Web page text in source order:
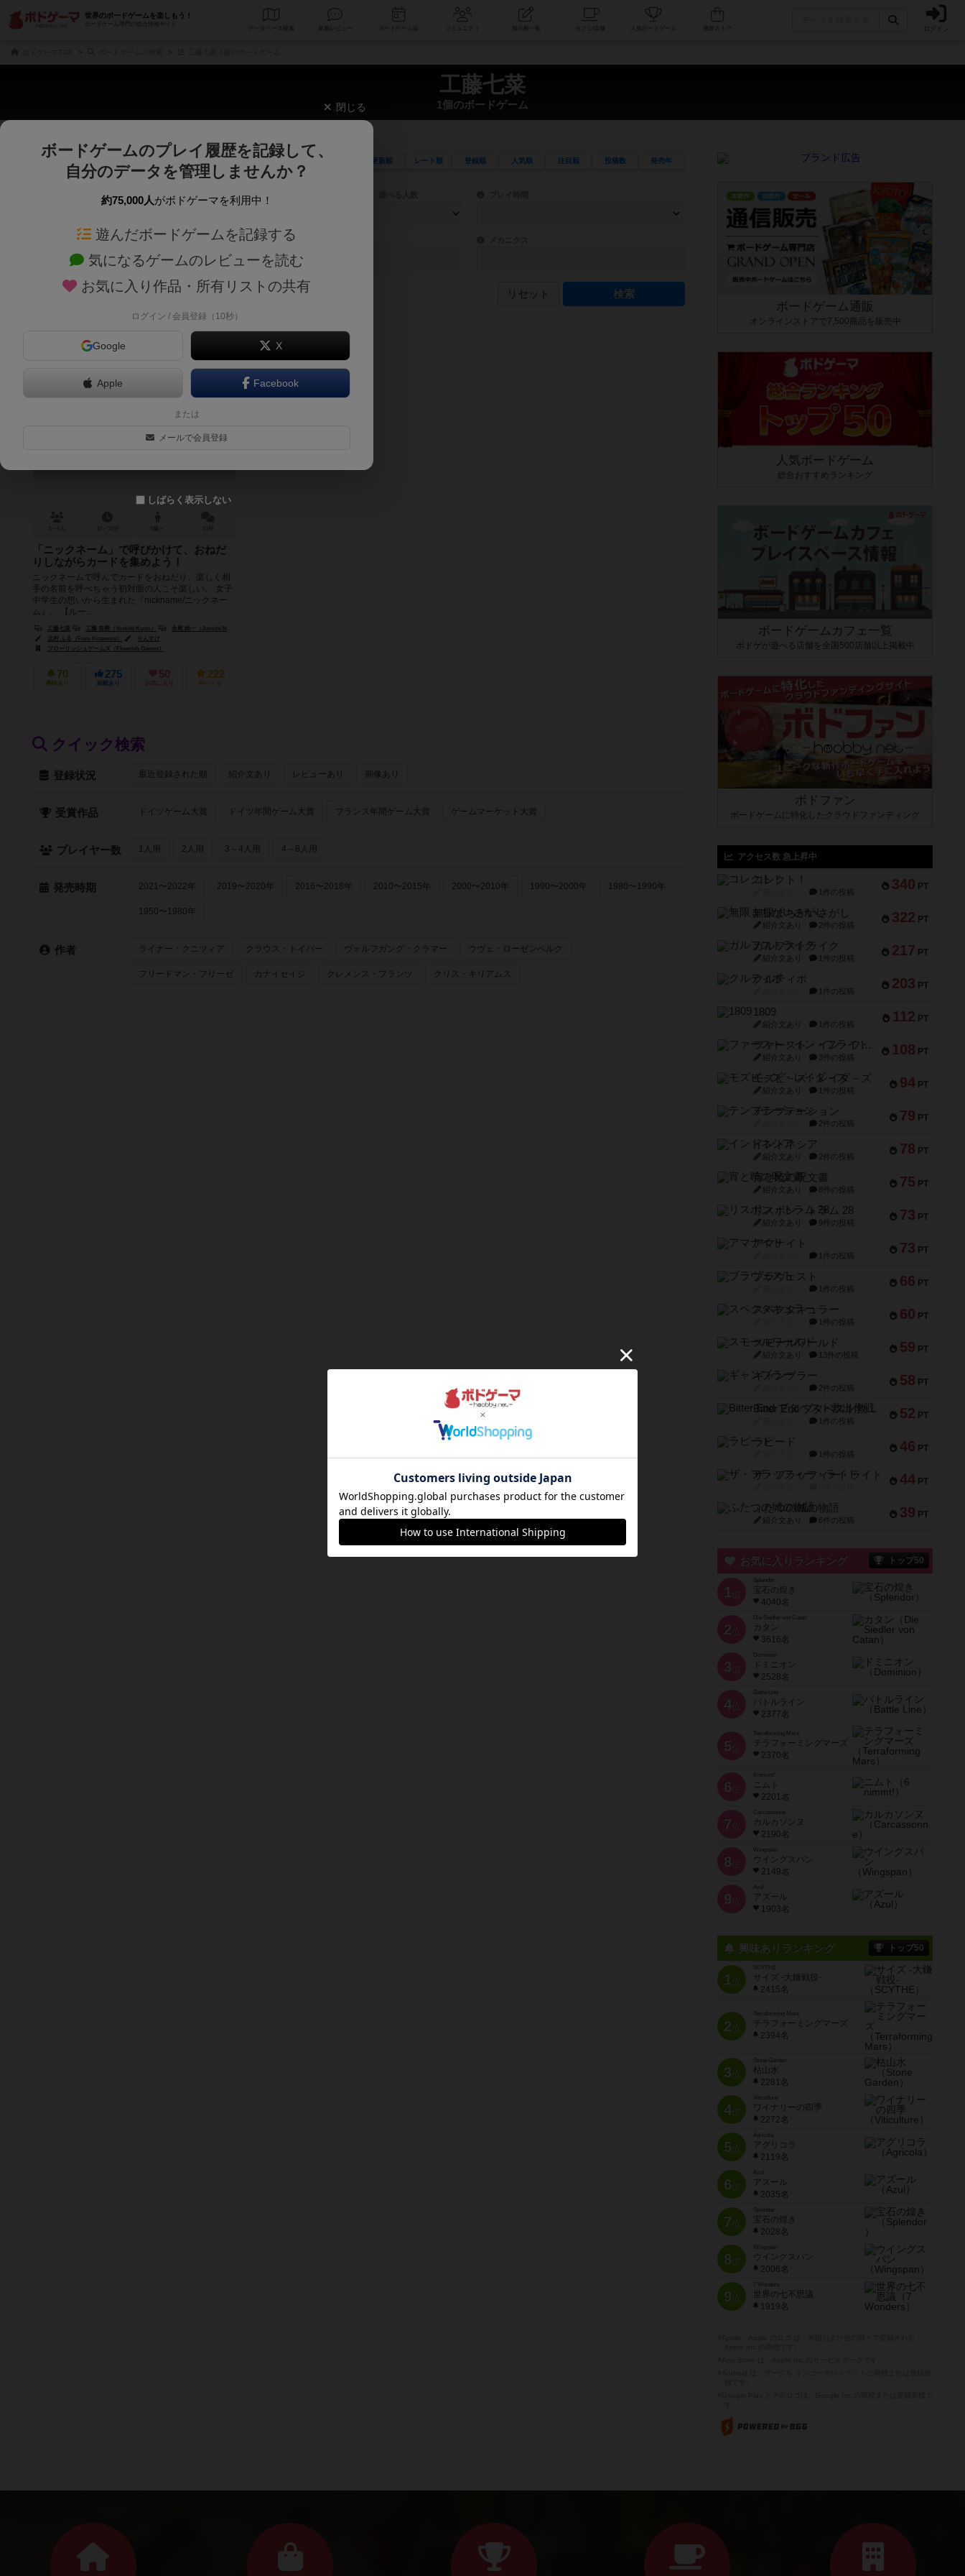
世界のボードゲームを楽しもう！
ボードゲーム専門の総合情報サイト
データベース コミュニティ 人気ボードゲーム ログイン
工藤七菜
1個のボードゲーム
じっくり表示 更新順 レート順 登録順 人気順 注目順 投稿数 発売年
商品名、商品説明文、デザイナー名、テーマ名、メカニクス名を対象にフリーワード検索ができます。
ゲームデザイナー名を指定して検索できます。
ゲームデザイナー 目安となる所要時間を指定することができます。マニュアルを読む時間や参加者へのルール説明時間は含まれていないため、初めて
対象年齢を指定します。 世界観や登場人物などモチーフ・ストーリーを指定することができます。直感的にゲームシステムを理解できるよう、中世ファンタジー・クッキング・海賊同士の対決など、ゲームコンセプトを絞
テーマ/フレーバー ゲーム性を構成するコアシステムです。主にボードゲームに慣れている方向けの絞込機能です。例えば「ダイスロール」はランダ
リセット
5.7
「ニックネーム」で呼びかけて、おねだ
りしながらカードを集めよう！
ニックネームで呼んでカードをおねだり。楽しく相
手の名前を呼べちゃう初対面の人こそ楽しい、 女子
中学生の想いから生まれた『nickname/ニックネー
ム』。 【ルー...
工藤七菜 工藤 良樹（Yoshiki Kudo）
永尾 純一（Junichi Nagao）
北村 ふる（Furu Kitamura）
りんすけ
フローリッシュゲームズ（Flowrish Games）
70
興味あり
275
経験あり
50
お気に入り
222
持ってる
クイック検索
登録状況 最近登録された順 紹介文あり レビューあり 画像あり
受賞作品 ドイツゲーム大賞 ドイツ年間ゲーム大賞 フランス年間ゲーム大賞 ゲームマーケット大賞
プレイヤー数 1人用 2人用 3～4人用 4～8人用
発売時期 2021〜2022年 2019〜2020年 2016〜2018年 2010〜2015年 2000〜2010年 1990〜2000年 1980〜1990年
1950〜1980年
作者 ライナー・クニツィア クラウス・トイバー ヴォルフガング・クラマー ウヴェ・ローゼンベルク
フリードマン・フリーゼ カナイセイジ クレメンス・フランツ クリス・キリアムス
ボードゲーム通販
オンラインストアで7,500商品を販売中
人気ボードゲーム
総合おすすめランキング
ボードゲームカフェ一覧
ボドゲが遊べる店舗を全国500店舗以上掲載中
ボドファン
ボードゲームに特化したクラウドファンディング
アクセス数 急上昇中
340 PT
コレクト！
1件の投稿
322 PT
無限まちがいさがし
紹介文あり 2件の投稿
217 PT
ガルフストライク
紹介文あり 1件の投稿
203 PT
クルティボ
1件の投稿
112 PT
1809
紹介文あり 1件の投稿
108 PT
ファースト・イン・フライト
紹介文あり 3件の投稿
94 PT
モズビ－ズ・レイダ－ズ
紹介文あり 1件の投稿
79 PT
テンプテーション
2件の投稿
78 PT
インドネシア
紹介文あり 2件の投稿
75 PT
宵と暁の呪文書
紹介文あり 8件の投稿
73 PT
リスボン・トラム 28
紹介文あり 9件の投稿
73 PT
アマナイト
1件の投稿
66 PT
ブラヴェスト
1件の投稿
60 PT
スペクタキュラー
1件の投稿
59 PT
スモールワールド
紹介文あり 13件の投稿
58 PT
ギャンブラー
2件の投稿
52 PT
Bitter End ブタペスト救出作戦
1件の投稿
46 PT
ラピード
1件の投稿
44 PT
ザ・フラッフィー・ライト
39 PT
ふたつの城の物語
紹介文あり 6件の投稿
お気に入りランキング トップ50
1 位
宝石の煌き
4040名
2 位
Die Siedler von Catan
カタン
3616名
3 位
ドミニオン
2528名
4位
Battle Line
バトルライン
2377名
5 位
Terraforming Mars
テラフォーミングマーズ
2370名
6 位
ニムト
2201名
7 位
Carcassonne
カルカソンヌ
2190名
8 位
Wingspan
ウイングスパン
2149名
9 位
Azul
アズール
1903名
興味ありランキング トップ50
1位
SCYTHE
サイズ -大鎌戦役-
2415名
2位
Terraforming Mars
テラフォーミングマーズ
2394名
3位
Stone Garden
枯山水
2281名
4位
Viticulture
ワイナリーの四季
2272名
5位
Agricola
アグリコラ
2119名
6位
Azul
アズール
2035名
7位
宝石の煌き
2028名
8位
Wingspan
ウイングスパン
2006名
9位
7 Wonders
世界の七不思議
1919名
閉じる
ボードゲームのプレイ履歴を記録して、
自分のデータを管理しませんか？
約75,000人がボドゲーマを利用中！
遊んだボードゲームを記録する
気になるゲームのレビューを読む
お気に入り作品・所有リストの共有
ログイン / 会員登録（10秒）
Google X
Apple Facebook
または
メールで会員登録
しばらく表示しない